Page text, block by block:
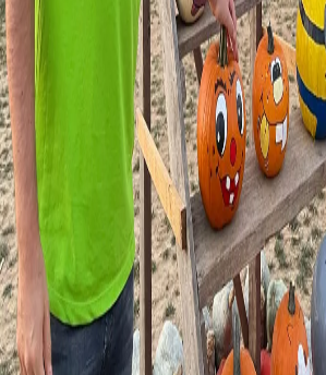
0
seconds
of
0
seconds